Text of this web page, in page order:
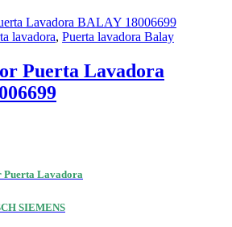
lavadora, Puerta lavadora Balay
Puerta Lavadora
Lavadora
SIEMENS